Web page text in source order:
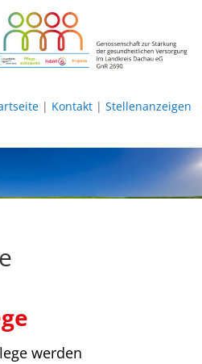
| Kontakt| Stellenanzeigen
werden